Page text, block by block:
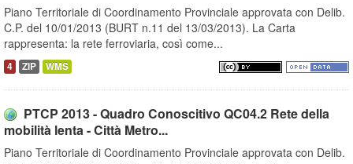
Piano Territoriale di Coordinamento Provinciale approvata con Delib.
C.P. del 10/01/2013 (BURT n.11 del 13/03/2013). La Carta
rappresenta: la rete ferroviaria, così come...
4 ZIP WMS
PTCP 2013 - Quadro Conoscitivo QC04.2 Rete della
mobilità lenta - Città Metro...
Piano Territoriale di Coordinamento Provinciale approvata con Delib.